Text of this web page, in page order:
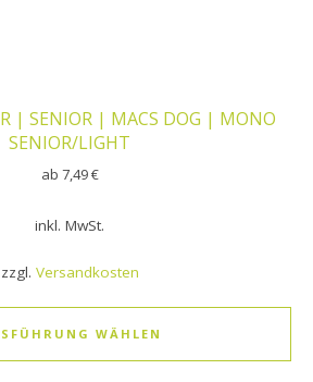
| SENIOR | MACS DOG | MONO
SENIOR/LIGHT
ab 7,49€
inkl. MwSt.
zzgl. Versandkosten
WÄHLEN